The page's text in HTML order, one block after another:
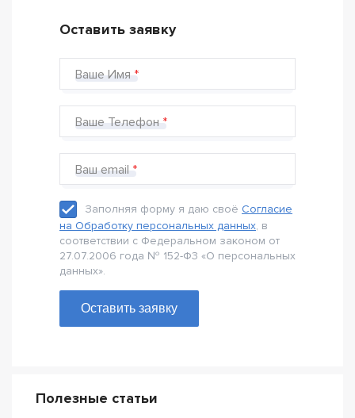
Оставить заявку
Ваше Имя
Ваше Телефон
Ваш email
Заполняя форму я даю своё Согласие
на Обработку персональных данных, в
соответствии с Федеральном законом от
27.07.2006 года № 152-Ф3 «О персональных
данных».
Оставить заявку
Полезные статьи